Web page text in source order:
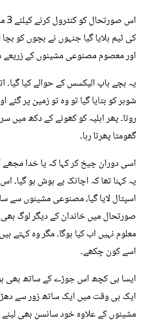
کی ٹیم بلایا گیا جنہوں نے بچوں کو
اور معصوم مصنوعی مشینوں کے زریعے
یہ بچے باپ الیکسس کے حوالے کیا گیا۔
شوہر کو بتایا گیا تو وہ تو زمین پر گئے
روتا۔ پھر اہلیہ کو کھونے کے دکھ میں
گھومتا پھرتا رہا۔
اسی دوران چیخ کر کہا کہ یا خدا مجھے
یہ کہنا تھا کہ اچانک بے ہوش ہو گیا۔
اسپتال لایا گیا، مصنوعی مشینوں سے
صورتحال میں خاندان کے دیگر لوگ
معلوم نہیں اب کیا ہوگا۔ مگر وہ کہتے
اسے کون چکھے۔
ایسا ہی کچھ اس جوڑے کے ساتھ بھی
ایک ہی وقت میں ایک ساتھ زور سے
مشینوں کے علاوہ خود سانسن بھی لینے